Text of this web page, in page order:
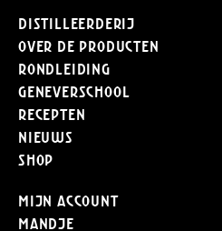
Distilleerderij
Over de producten
Rondleiding
Geneverschool
Recepten
Nieuws
Shop
Mijn Account
Mandje